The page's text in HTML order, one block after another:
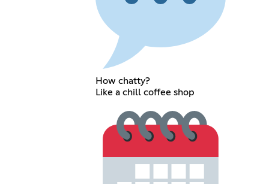
How chatty?
Like a chill coffee shop